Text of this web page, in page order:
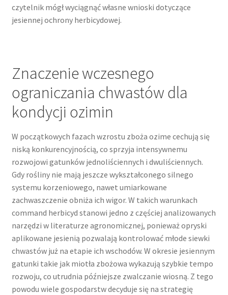
czytelnik mógł wyciągnąć własne wnioski dotyczące
jesiennej ochrony herbicydowej.
Znaczenie wczesnego
ograniczania chwastów dla
kondycji ozimin
W początkowych fazach wzrostu zboża ozime cechują się
niską konkurencyjnością, co sprzyja intensywnemu
rozwojowi gatunków jednoliściennych i dwuliściennych.
Gdy rośliny nie mają jeszcze wykształconego silnego
systemu korzeniowego, nawet umiarkowane
zachwaszczenie obniża ich wigor. W takich warunkach
command herbicyd stanowi jedno z częściej analizowanych
narzędzi w literaturze agronomicznej, ponieważ opryski
aplikowane jesienią pozwalają kontrolować młode siewki
chwastów już na etapie ich wschodów. W okresie jesiennym
gatunki takie jak miotła zbożowa wykazują szybkie tempo
rozwoju, co utrudnia późniejsze zwalczanie wiosną. Z tego
powodu wiele gospodarstw decyduje się na strategię